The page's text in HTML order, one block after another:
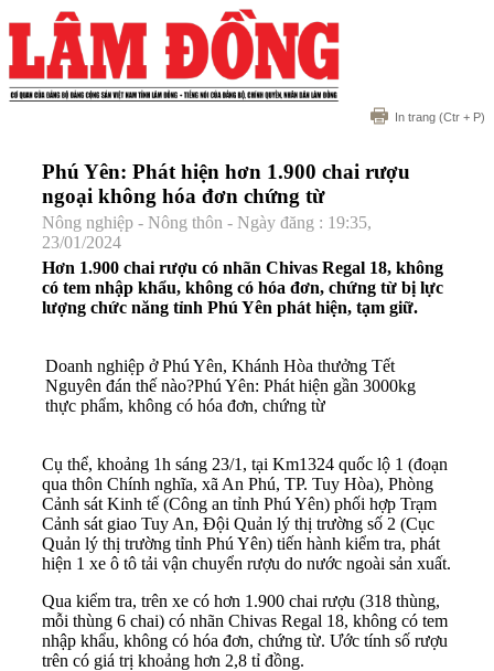
In trang (Ctr + P)
Phú Yên: Phát hiện hơn 1.900 chai rượu
ngoại không hóa đơn chứng từ
Nông nghiệp - Nông thôn - Ngày đăng : 19:35,
23/01/2024
Hơn 1.900 chai rượu có nhãn Chivas Regal 18, không
có tem nhập khẩu, không có hóa đơn, chứng từ bị lực
lượng chức năng tỉnh Phú Yên phát hiện, tạm giữ.
Doanh nghiệp ở Phú Yên, Khánh Hòa thưởng Tết
Nguyên đán thế nào?Phú Yên: Phát hiện gần 3000kg
thực phẩm, không có hóa đơn, chứng từ
Cụ thể, khoảng 1h sáng 23/1, tại Km1324 quốc lộ 1 (đoạn
qua thôn Chính nghĩa, xã An Phú, TP. Tuy Hòa), Phòng
Cảnh sát Kinh tế (Công an tỉnh Phú Yên) phối hợp Trạm
Cảnh sát giao Tuy An, Đội Quản lý thị trường số 2 (Cục
Quản lý thị trường tỉnh Phú Yên) tiến hành kiểm tra, phát
hiện 1 xe ô tô tải vận chuyển rượu do nước ngoài sản xuất.
Qua kiểm tra, trên xe có hơn 1.900 chai rượu (318 thùng,
mỗi thùng 6 chai) có nhãn Chivas Regal 18, không có tem
nhập khẩu, không có hóa đơn, chứng từ. Ước tính số rượu
trên có giá trị khoảng hơn 2,8 tỉ đồng.